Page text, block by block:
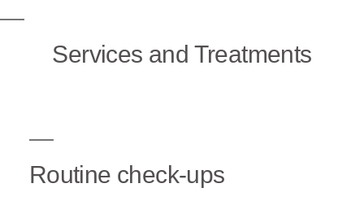
Services and Treatments
Routine check-ups